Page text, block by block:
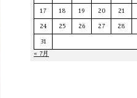
17 18 19 20 21
24 25 26 27 28
31
« 7月